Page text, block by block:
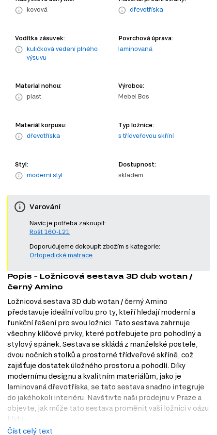
kovová
dřevotříska
Vodítka zásuvek:
kuličková vedení plného
výsuvu
Povrchová úprava:
laminovaná
Material nohou:
plast
Výrobce:
Mebel Bos
Materiál korpusu:
dřevotříska
Typ ložnice:
s třídveřovou skříní
Styl:
moderní styl
Dostupnost:
skladem
Varování
Navíc je potřeba zakoupit:
Rošt 160-L21
Doporučujeme dokoupit zbožím s kategorie:
Ortopedické matrace
Popis - Ložnicová sestava 3D dub wotan /
černý Amino
Ložnicová sestava 3D dub wotan / černý Amino
představuje ideální volbu pro ty, kteří hledají moderní a
funkční řešení pro svou ložnici. Tato sestava zahrnuje
všechny klíčové prvky, které potřebujete pro pohodlný a
stylový spánek. Sestava se skládá z manželské postele,
dvou nočních stolků a prostorné třídveřové skříně, což
zajišťuje dostatek úložného prostoru a pohodlí. Díky
modernímu designu a kvalitním materiálům, jako je
laminovaná dřevotříska, se tato sestava snadno integruje
do jakéhokoli interiéru. Navštivte naši prodejnu v Praze a
objevte, jak může tato sestava proměnit vaši ložnici v oázu
klidu.
Číst celý text